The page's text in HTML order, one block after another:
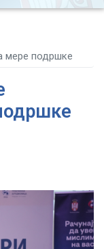
мере подршке